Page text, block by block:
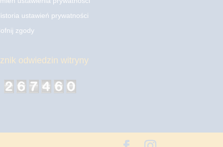
ustawień prywatności
zgody
odwiedzin witryny